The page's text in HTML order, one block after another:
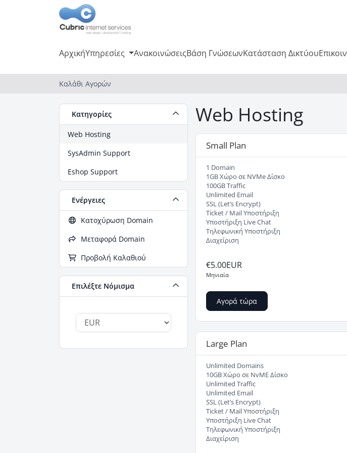
ΑρχικήΥπηρεσίες ΑνακοινώσειςΒάση ΓνώσεωνΚατάσταση Δικτύου
Καλάθι Αγορών
Κατηγορίες
Web Hosting
SysAdmin Support
Eshop Support
Ενέργειες
Κατοχύρωση Domain
Μεταφορά Domain
Προβολή Καλαθιού
Επιλέξτε Νόμισμα
Web Hosting
Small Plan
1 Domain
1GB Χώρο σε NVMe Δίσκο
100GB Traffic
Unlimited Email
SSL (Let’s Encrypt)
Ticket / Mail Υποστήριξη
Υποστήριξη Live Chat
Τηλεφωνική Υποστήριξη
Διαχείριση
€5.00EUR
Μηνιαία
Αγορά τώρα
Large Plan
Unlimited Domains
10GB Χώρο σε NvME Δίσκο
Unlimited Traffic
Unlimited Email
SSL (Let’s Encrypt)
Ticket / Mail Υποστήριξη
Υποστήριξη Live Chat
Τηλεφωνική Υποστήριξη
Διαχείριση